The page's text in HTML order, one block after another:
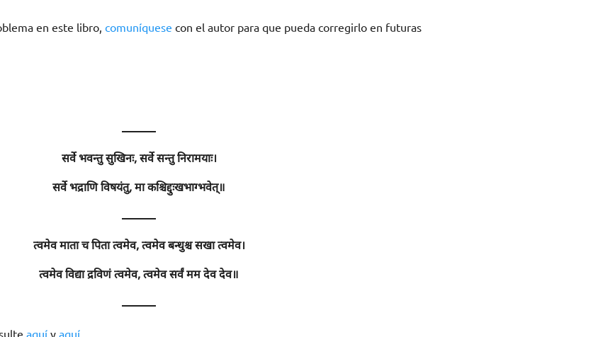
en este libro, comuníquese con el autor para que pueda corregirlo en futuras
———
सर्वे भवन्तु सुखिनः, सर्वे सन्तु निरामयाः।
सर्वे भद्राणि विषयंतु, मा कश्चिद्दुःखभाग्भवेत्॥
———
त्वमेव माता च पिता त्वमेव, त्वमेव बन्धुश्च सखा त्वमेव।
त्वमेव विद्या द्रविणं त्वमेव, त्वमेव सर्वं मम देव देव॥
———
aquí y aquí.